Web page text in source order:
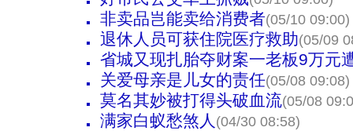
非卖品岂能卖给消费者(05/10 09:00)
退休人员可获住院医疗救助(05/09
省城又现扎胎夺财案一老板9万元
关爱母亲是儿女的责任(05/08 09:08)
莫名其妙被打得头破血流(05/08
满家白蚁愁煞人 (04/30 08:58)